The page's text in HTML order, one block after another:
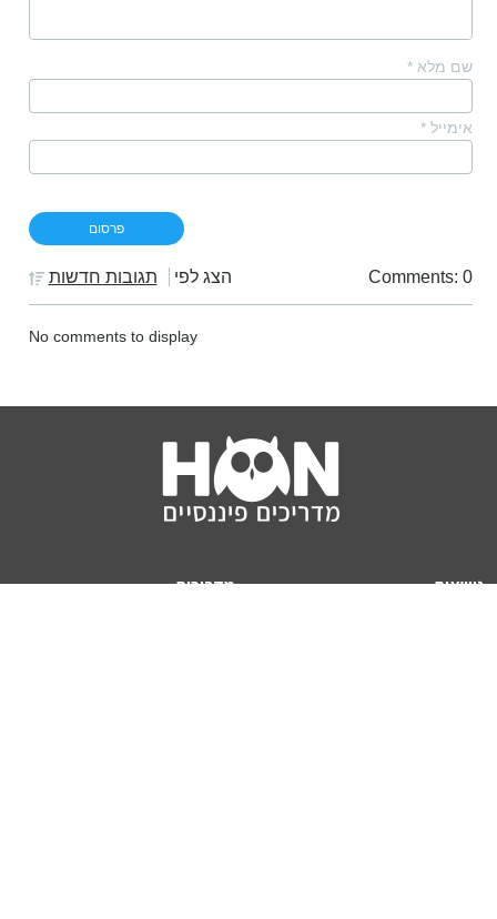
שם מלא *
אימייל *
Comments: 0 הצג לפי תגובות חדשות
No comments to display
נושאים
מדריכים